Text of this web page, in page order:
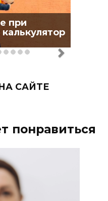
при
САЙТЕ
понравиться